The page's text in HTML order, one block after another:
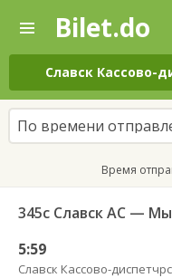
—
Поиск
и
покупка
билетов
на
автобус
онлайн
Bilet.do
Славск Кассово-
По времени
Время
345с Славск АС —
5:59